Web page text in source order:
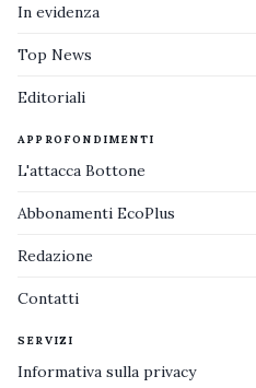
In evidenza
Top News
Editoriali
APPROFONDIMENTI
L'attacca Bottone
Abbonamenti EcoPlus
Redazione
Contatti
SERVIZI
Informativa sulla privacy